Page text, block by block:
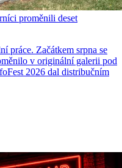
proměnili deset
práce. Začátkem srpna se
v originální galerii pod
2026 dal distribučním